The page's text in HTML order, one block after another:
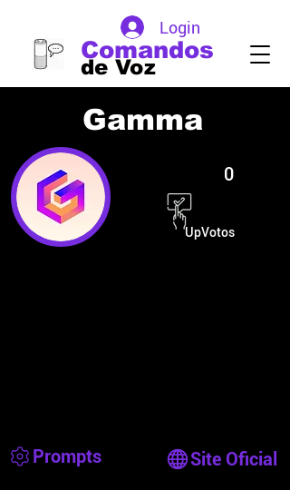
de Voz
Comandos
Login
Gamma
UpVotos
0
Prompts Site Oficial